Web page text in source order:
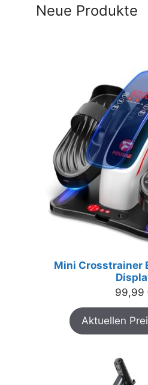
Neue Produkte
Mini Crosstrainer
99,99
Aktuellen